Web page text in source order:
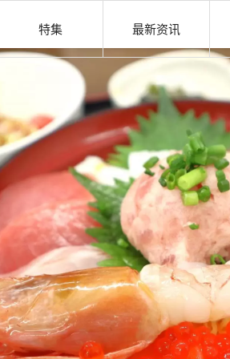
特集 最新资讯